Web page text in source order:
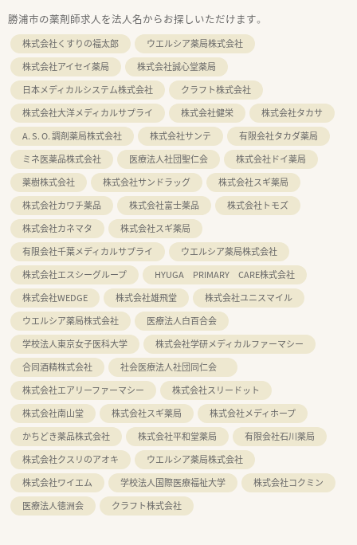
勝浦市の薬剤師求人を法人名からお探しいただけます。
株式会社くすりの福太郎
ウエルシア薬局株式会社
株式会社アイセイ薬局
株式会社誠心堂薬局
日本メディカルシステム株式会社
クラフト株式会社
株式会社大洋メディカルサプライ
株式会社健栄
株式会社タカサ
A. S. O. 調剤薬局株式会社
株式会社サンテ
有限会社タカダ薬局
ミネ医薬品株式会社
医療法人社団聖仁会
株式会社ドイ薬局
薬樹株式会社
株式会社サンドラッグ
株式会社スギ薬局
株式会社カワチ薬品
株式会社富士薬品
株式会社トモズ
株式会社カネマタ
株式会社スギ薬局
有限会社千葉メディカルサプライ
ウエルシア薬局株式会社
株式会社エスシーグループ
HYUGA PRIMARY CARE株式会社
株式会社WEDGE
株式会社雄飛堂
株式会社ユニスマイル
ウエルシア薬局株式会社
医療法人白百合会
学校法人東京女子医科大学
株式会社学研メディカルファーマシー
合同酒精株式会社
社会医療法人社団同仁会
株式会社エアリーファーマシー
株式会社スリードット
株式会社南山堂
株式会社スギ薬局
株式会社メディホープ
かちどき薬品株式会社
株式会社平和堂薬局
有限会社石川薬局
株式会社クスリのアオキ
ウエルシア薬局株式会社
株式会社ワイエム
学校法人国際医療福祉大学
株式会社コクミン
医療法人徳洲会
クラフト株式会社